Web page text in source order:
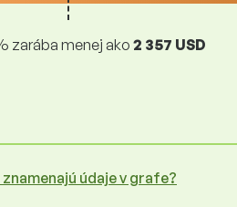
zarába menej ako 2 357 USD
údaje v grafe?